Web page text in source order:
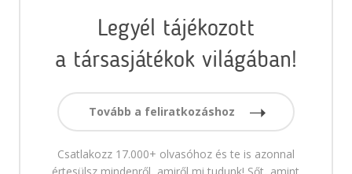
Legyél tájékozott
a társasjátékok világában!
Tovább a feliratkozáshoz
Csatlakozz 17.000+ olvasóhoz és te is azonnal